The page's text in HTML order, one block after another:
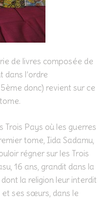
de livres composée de
dans l’ordre
donc) revient sur ce
Trois Pays où les guerres
tome, Iida Sadamu,
régner sur les Trois
16 ans, grandit dans la
la religion leur interdit
ses sœurs, dans le